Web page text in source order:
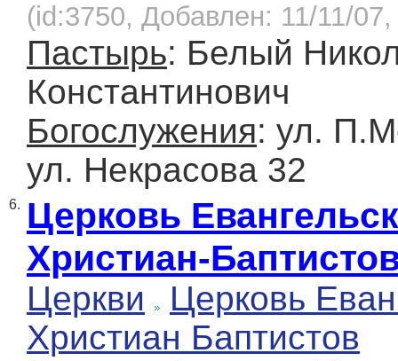
(id:3750, Добавлен: 11/11/
Пастырь: Белый
Константинович
Богослужения: ул.
ул. Некрасова 32
6. Церковь
Христиан-
Церкви
Церковь
Христиан Баптистов